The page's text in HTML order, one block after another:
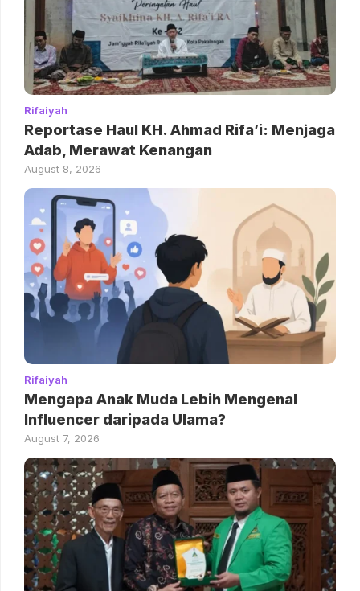
Rifaiyah
Reportase Haul KH. Ahmad Rifa’i: Menjaga
Adab, Merawat Kenangan
August 8, 2026
Rifaiyah
Mengapa Anak Muda Lebih Mengenal
Influencer daripada Ulama?
August 7, 2026